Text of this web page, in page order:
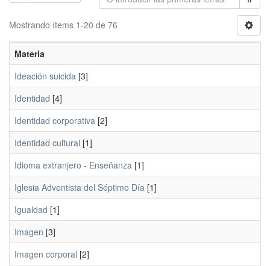
Mostrando ítems 1-20 de 76
Materia
Ideación suicida [3]
Identidad [4]
Identidad corporativa [2]
Identidad cultural [1]
Idioma extranjero - Enseñanza [1]
Iglesia Adventista del Séptimo Día [1]
Igualdad [1]
Imagen [3]
Imagen corporal [2]